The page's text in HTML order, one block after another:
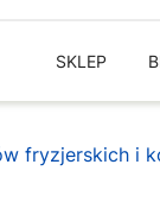
SKLEP
fryzjerskich i